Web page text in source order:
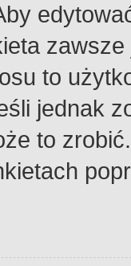
to
jednak
to